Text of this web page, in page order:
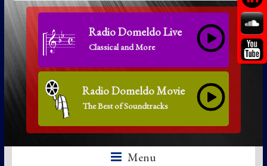
Radio Domeldo Live
Classical and More
Radio Domeldo Movie
The Best of Soundtracks
Menu